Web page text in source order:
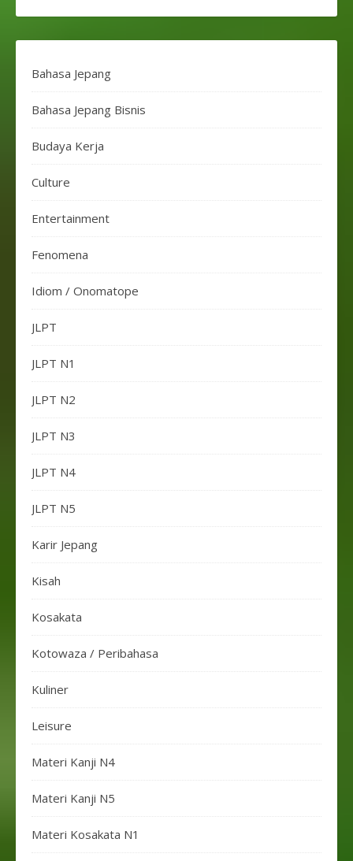
Bahasa Jepang
Bahasa Jepang Bisnis
Budaya Kerja
Culture
Entertainment
Fenomena
Idiom / Onomatope
JLPT
JLPT N1
JLPT N2
JLPT N3
JLPT N4
JLPT N5
Karir Jepang
Kisah
Kosakata
Kotowaza / Peribahasa
Kuliner
Leisure
Materi Kanji N4
Materi Kanji N5
Materi Kosakata N1